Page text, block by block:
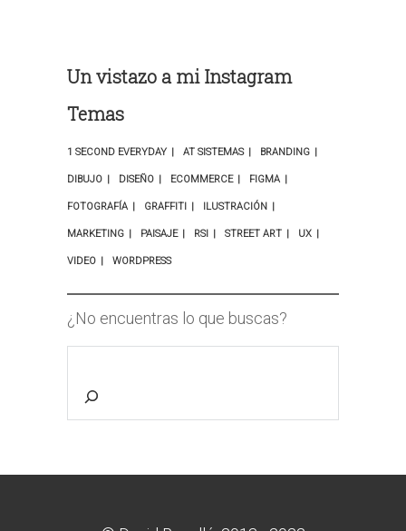
Un vistazo a mi Instagram
Temas
1 SECOND EVERYDAY AT SISTEMAS BRANDING
DIBUJO DISEÑO ECOMMERCE FIGMA
FOTOGRAFÍA GRAFFITI ILUSTRACIÓN
MARKETING PAISAJE RSI STREET ART UX
VIDEO WORDPRESS
¿No encuentras lo que buscas?